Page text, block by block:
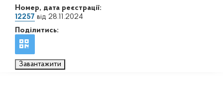
Номер, дата реєстрації:
12257 від 28.11.2024
Поділитись:
Завантажити